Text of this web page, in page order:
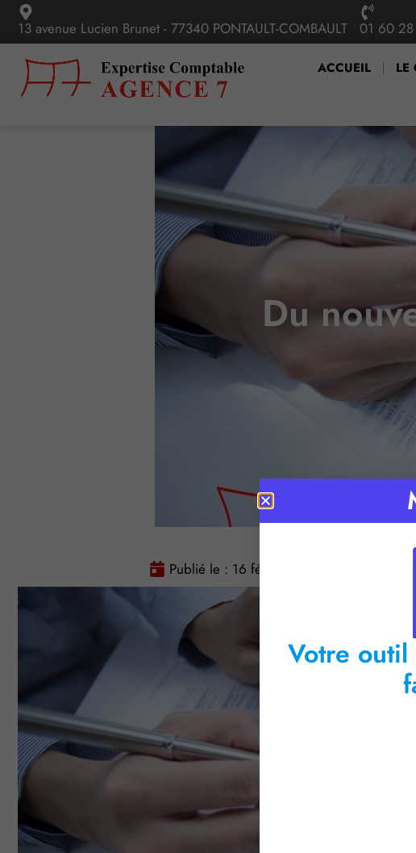
13 avenue Lucien Brunet - 77340 PONTAULT-COMBAULT 01 60
ACCUEIL LE
Du
Publié le : 16 février 2016 Temps de
Votre